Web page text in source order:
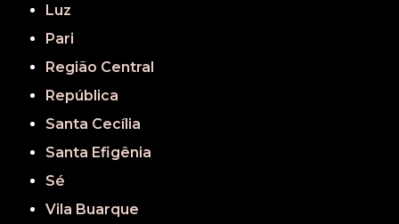
Luz
Pari
Região Central
República
Santa Cecília
Santa Efigênia
Sé
Vila Buarque